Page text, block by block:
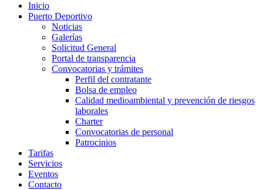
Inicio
Puerto Deportivo
Noticias
Galerías
Solicitud General
Portal de transparencia
Convocatorias y trámites
Perfil del contratante
Bolsa de empleo
Calidad medioambiental y prevención de riesgos
laborales
Charter
Convocatorias de personal
Patrocinios
Tarifas
Servicios
Eventos
Contacto